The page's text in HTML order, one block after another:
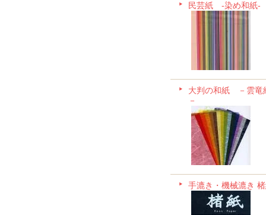
民芸紙 -染め和紙-
大判の和紙 －雲竜
－
手漉き・機械漉き